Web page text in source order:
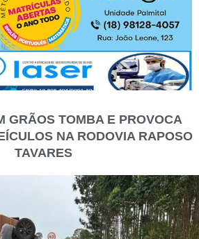
GRÃOS TOMBA E PROVOCA
NA RODOVIA RAPOSO
TAVARES